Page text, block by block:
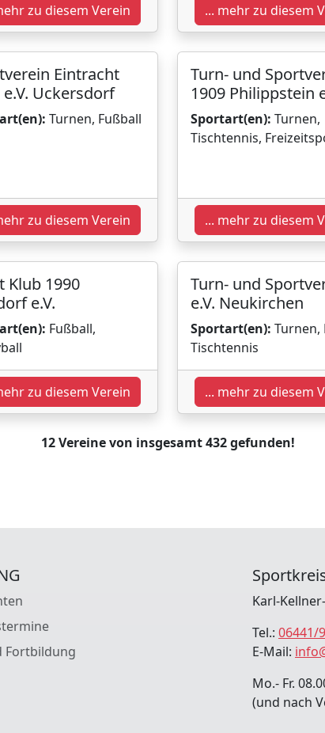
zu diesem Verein ... mehr zu diesem
Eintracht
e.V. Uckersdorf
Turnen, Fußball
zu diesem Verein
Turn- und
1909 Philippstein
Sportart(en): Turnen,
Tischtennis,
... mehr zu diesem
Klub 1990
e.V.
Fußball,
zu diesem Verein
Turn- und
e.V. Neukirchen
Sportart(en): Turnen,
Tischtennis
... mehr zu diesem
12 Vereine von insgesamt 432 gefunden!
Fortbildung
Karl-
Tel.: 06441/
E-Mail:
Mo.- Fr.
(und nach